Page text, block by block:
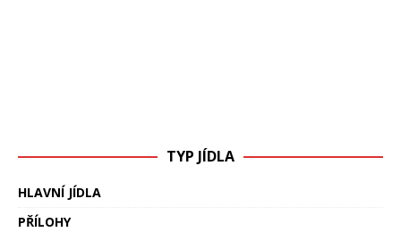
TYP JÍDLA
HLAVNÍ JÍDLA
PŘÍLOHY